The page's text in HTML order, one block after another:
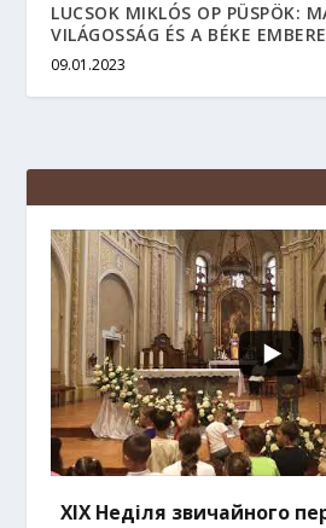
LUCSOK MIKLÓS OP PÜSPÖK:
VILÁGOSSÁG ÉS A BÉKE
09.01.2023
ХІХ Неділя звичайного